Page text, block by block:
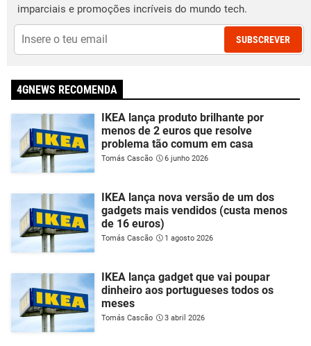
imparciais e promoções incríveis do mundo tech.
SUBSCREVER
4GNEWS RECOMENDA
IKEA lança produto brilhante por
menos de 2 euros que resolve
problema tão comum em casa
Tomás Cascão 6 junho 2026
IKEA lança nova versão de um dos
gadgets mais vendidos (custa menos
de 16 euros)
Tomás Cascão 1 agosto 2026
IKEA lança gadget que vai poupar
dinheiro aos portugueses todos os
meses
Tomás Cascão 3 abril 2026